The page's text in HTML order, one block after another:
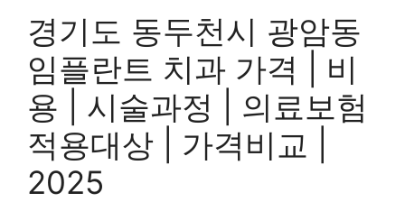
경기도 동두천시 광암동
임플란트 치과 가격 | 비
용 | 시술과정 | 의료보험
적용대상 | 가격비교 |
2025